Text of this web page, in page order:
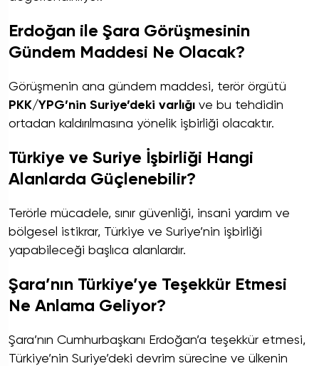
Erdoğan ile Şara Görüşmesinin
Gündem Maddesi Ne Olacak?
Görüşmenin ana gündem maddesi, terör örgütü
PKK/YPG’nin Suriye’deki varlığı ve bu tehdidin
ortadan kaldırılmasına yönelik işbirliği olacaktır.
Türkiye ve Suriye İşbirliği Hangi
Alanlarda Güçlenebilir?
Terörle mücadele, sınır güvenliği, insani yardım ve
bölgesel istikrar, Türkiye ve Suriye’nin işbirliği
yapabileceği başlıca alanlardır.
Şara’nın Türkiye’ye Teşekkür Etmesi
Ne Anlama Geliyor?
Şara’nın Cumhurbaşkanı Erdoğan’a teşekkür etmesi,
Türkiye’nin Suriye’deki devrim sürecine ve ülkenin